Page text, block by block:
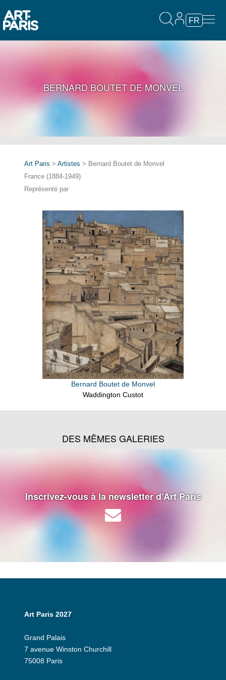
FR
BERNARD BOUTET DE MONVEL
Art Paris > Artistes > Bernard Boutet de Monvel
France (1884-1949)
Représenté par
Bernard Boutet de Monvel
Waddington Custot
DES MÊMES GALERIES
Inscrivez-vous à la newsletter d’Art Paris
Art Paris 2027
Grand Palais
7 avenue Winston Churchill
75008 Paris